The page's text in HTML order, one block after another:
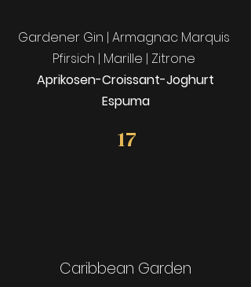
Gardener Gin | Armagnac Marquis
Pfirsich | Marille | Zitrone
Aprikosen-Croissant-Joghurt
Espuma
17
Caribbean Garden